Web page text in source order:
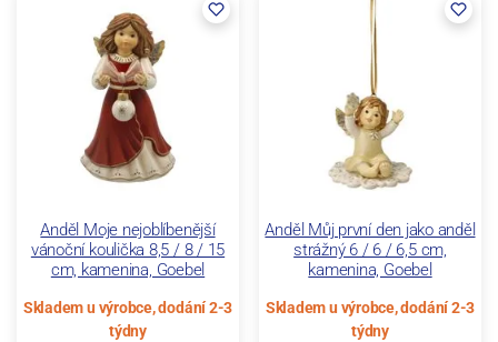
Anděl Moje nejoblíbenější
vánoční koulička 8,5 / 8 / 15
cm, kamenina, Goebel
Skladem u výrobce, dodání 2-3
týdny
Anděl Můj první den jako anděl
strážný 6 / 6 / 6,5 cm,
kamenina, Goebel
Skladem u výrobce, dodání 2-3
týdny